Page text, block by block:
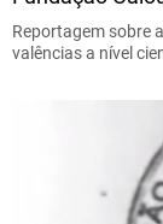
Reportagem sobre
valências a nível